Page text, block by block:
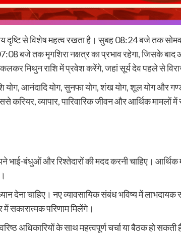
दृष्टि से विशेष महत्व रखता है। सुबह 08:24 बजे तक
बजे तक मृगशिरा नक्षत्र का प्रभाव रहेगा, जिसके बाद
मिथुन राशि में प्रवेश करेंगे, जहां सूर्य देव पहले से
योग, आनंदादि योग, सुनफा योग, शंख योग, शूल योग और
करियर, व्यापार, पारिवारिक जीवन और आर्थिक
बंधुओं और रिश्तेदारों की मदद करनी चाहिए।
देना चाहिए। नए व्यावसायिक संबंध भविष्य में
सकारात्मक परिणाम मिलेंगे।
अधिकारियों के साथ महत्वपूर्ण चर्चा या बैठक हो